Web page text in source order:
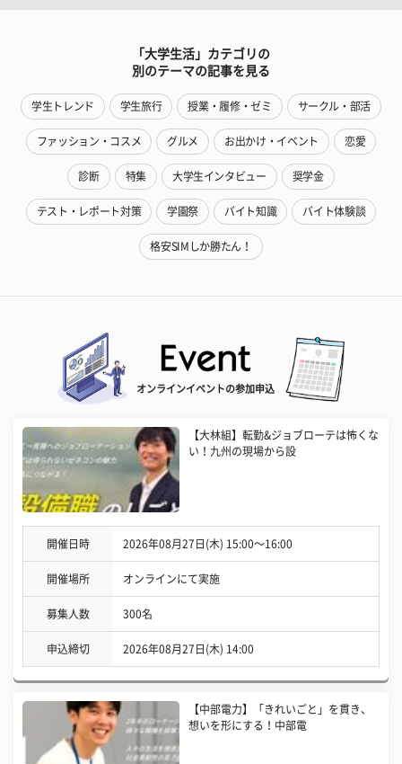
「大学生活」カテゴリの
別のテーマの記事を見る
学生トレンド 学生旅行 授業・履修・ゼミ サークル・部活
ファッション・コスメ グルメ お出かけ・イベント 恋愛
診断 特集 大学生インタビュー 奨学金
テスト・レポート対策 学園祭 バイト知識 バイト体験談
格安SIMしか勝たん！
オンラインイベントの参加申込
【大林組】転勤&ジョブローテは怖くな
い！九州の現場から設
開催日時 2026年08月27日(木) 15:00〜16:00
開催場所 オンラインにて実施
募集人数 300名
申込締切 2026年08月27日(木) 14:00
【中部電力】「きれいごと」を貫き、
想いを形にする！中部電